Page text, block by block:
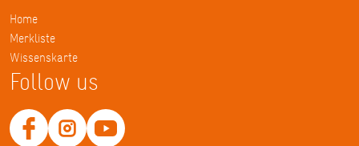
Home
Merkliste
Wissenskarte
Follow us